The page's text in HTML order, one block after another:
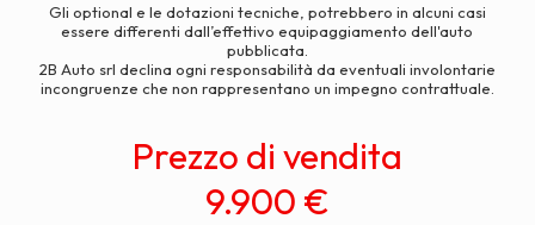
Gli optional e le dotazioni tecniche, potrebbero in alcuni casi
essere differenti dall’effettivo equipaggiamento dell'auto
pubblicata.
2B Auto srl declina ogni responsabilità da eventuali involontarie
incongruenze che non rappresentano un impegno contrattuale.
Prezzo di vendita
9.900 €